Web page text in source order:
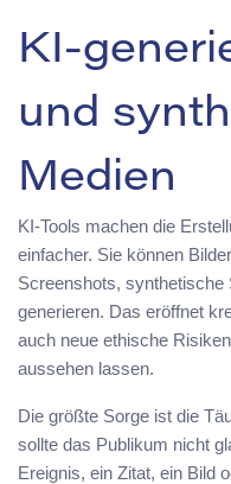
KI-
und
Medien
KI-Tools machen die
einfacher. Sie können
Screenshots, synthetische
generieren. Das eröffnet
auch neue ethische
aussehen lassen.
Die größte Sorge ist die
sollte das Publikum nicht
Ereignis, ein Zitat, ein Bild